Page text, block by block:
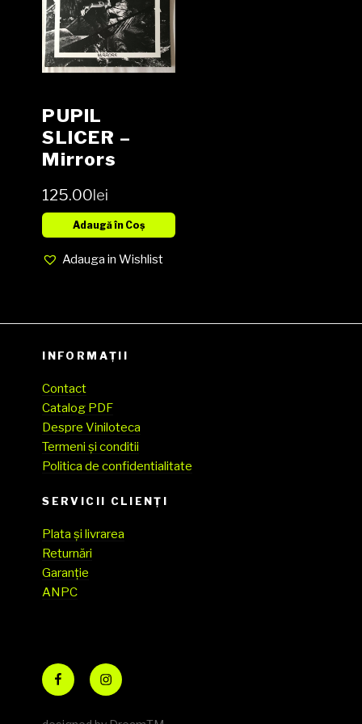
PUPIL
SLICER –
Mirrors
Album,
Limited
125.00lei
Adaugă în Coș
Adauga in Wishlist
INFORMAȚII
Contact
Catalog PDF
Despre Viniloteca
Termeni și conditii
Politica de confidentialitate
SERVICII CLIENŢI
Plata și livrarea
Returnări
Garanție
ANPC
FacebookInstagram